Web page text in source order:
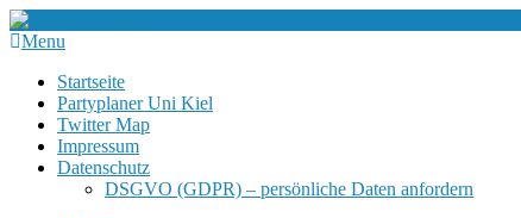
Menu
Startseite
Partyplaner Uni Kiel
Twitter Map
Impressum
Datenschutz
DSGVO (GDPR) – persönliche Daten anfordern